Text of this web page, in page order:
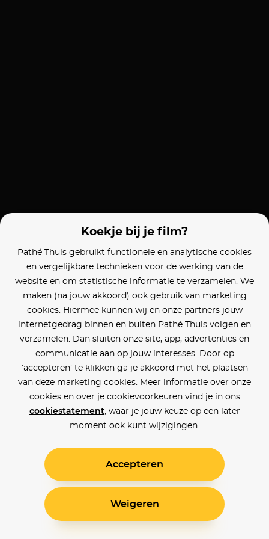
Koekje bij je film?
Pathé Thuis gebruikt functionele en analytische cookies
en vergelijkbare technieken voor de werking van de
website en om statistische informatie te verzamelen. We
maken (na jouw akkoord) ook gebruik van marketing
cookies. Hiermee kunnen wij en onze partners jouw
internetgedrag binnen en buiten Pathé Thuis volgen en
verzamelen. Dan sluiten onze site, app, advertenties en
communicatie aan op jouw interesses. Door op
‘accepteren’ te klikken ga je akkoord met het plaatsen
van deze marketing cookies. Meer informatie over onze
cookies en over je cookievoorkeuren vind je in ons
cookiestatement, waar je jouw keuze op een later
moment ook kunt wijzigingen.
Accepteren
Weigeren